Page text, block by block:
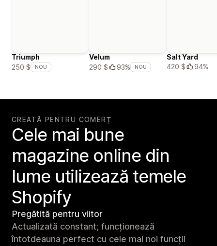
Triumph
250 $
NOU
Velum
290 $
93% NOU
Salt Yard
420 $
94%
CREATĂ PENTRU COMERȚ
Cele mai bune
magazine online din
lume utilizează temele
Shopify
Pregătită pentru viitor
Actualizată constant; funcționează
întotdeauna perfect cu cele mai noi funcții